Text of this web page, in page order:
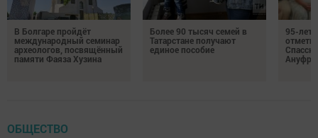
В Болгаре пройдёт
международный семинар
археологов, посвящённый
памяти Фаяза Хузина
Более 90 тысяч семей в
Татарстане получают
единое пособие
95-
ОБЩЕСТВО